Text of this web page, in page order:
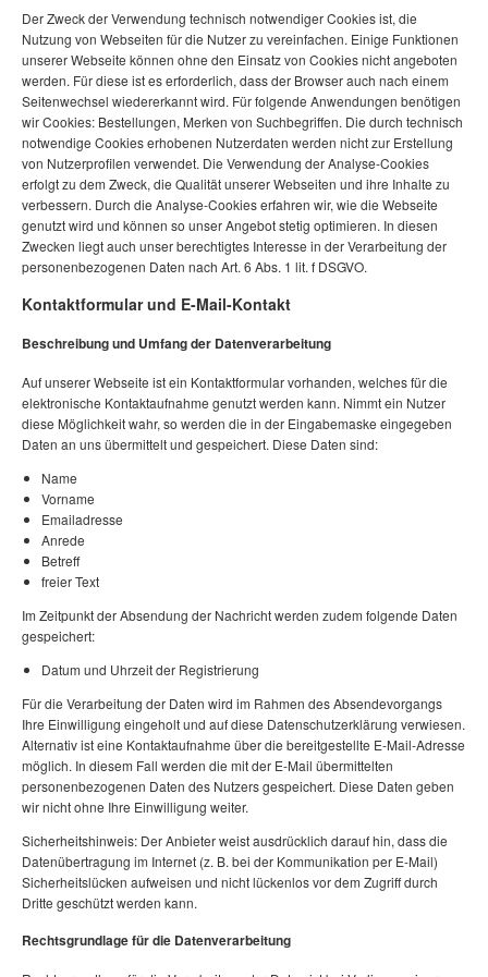
Der Zweck der Verwendung technisch notwendiger Cookies ist, die
Nutzung von Webseiten für die Nutzer zu vereinfachen. Einige Funktionen
unserer Webseite können ohne den Einsatz von Cookies nicht angeboten
werden. Für diese ist es erforderlich, dass der Browser auch nach einem
Seitenwechsel wiedererkannt wird. Für folgende Anwendungen benötigen
wir Cookies: Bestellungen, Merken von Suchbegriffen. Die durch technisch
notwendige Cookies erhobenen Nutzerdaten werden nicht zur Erstellung
von Nutzerprofilen verwendet. Die Verwendung der Analyse-Cookies
erfolgt zu dem Zweck, die Qualität unserer Webseiten und ihre Inhalte zu
verbessern. Durch die Analyse-Cookies erfahren wir, wie die Webseite
genutzt wird und können so unser Angebot stetig optimieren. In diesen
Zwecken liegt auch unser berechtigtes Interesse in der Verarbeitung der
personenbezogenen Daten nach Art. 6 Abs. 1 lit. f DSGVO.
Kontaktformular und E-Mail-Kontakt
Beschreibung und Umfang der Datenverarbeitung
Auf unserer Webseite ist ein Kontaktformular vorhanden, welches für die
elektronische Kontaktaufnahme genutzt werden kann. Nimmt ein Nutzer
diese Möglichkeit wahr, so werden die in der Eingabemaske eingegeben
Daten an uns übermittelt und gespeichert. Diese Daten sind:
Name
Vorname
Emailadresse
Anrede
Betreff
freier Text
Im Zeitpunkt der Absendung der Nachricht werden zudem folgende Daten
gespeichert:
Datum und Uhrzeit der Registrierung
Für die Verarbeitung der Daten wird im Rahmen des Absendevorgangs
Ihre Einwilligung eingeholt und auf diese Datenschutzerklärung verwiesen.
Alternativ ist eine Kontaktaufnahme über die bereitgestellte E-Mail-Adresse
möglich. In diesem Fall werden die mit der E-Mail übermittelten
personenbezogenen Daten des Nutzers gespeichert. Diese Daten geben
wir nicht ohne Ihre Einwilligung weiter.
Sicherheitshinweis: Der Anbieter weist ausdrücklich darauf hin, dass die
Datenübertragung im Internet (z. B. bei der Kommunikation per E-Mail)
Sicherheitslücken aufweisen und nicht lückenlos vor dem Zugriff durch
Dritte geschützt werden kann.
Rechtsgrundlage für die Datenverarbeitung